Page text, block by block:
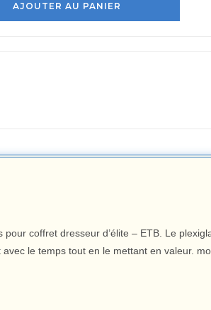
AJOUTER AU PANIER
coffret dresseur d’élite – ETB. Le
le temps tout en le mettant en valeur.